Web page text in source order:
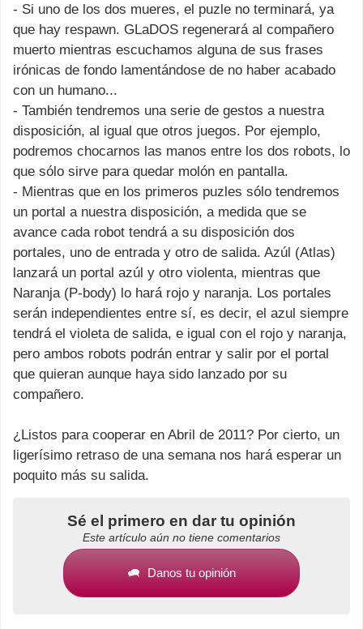
- Si uno de los dos mueres, el puzle no terminará, ya
que hay respawn. GLaDOS regenerará al compañero
muerto mientras escuchamos alguna de sus frases
irónicas de fondo lamentándose de no haber acabado
con un humano...
- También tendremos una serie de gestos a nuestra
disposición, al igual que otros juegos. Por ejemplo,
podremos chocarnos las manos entre los dos robots, lo
que sólo sirve para quedar molón en pantalla.
- Mientras que en los primeros puzles sólo tendremos
un portal a nuestra disposición, a medida que se
avance cada robot tendrá a su disposición dos
portales, uno de entrada y otro de salida. Azúl (Atlas)
lanzará un portal azúl y otro violenta, mientras que
Naranja (P-body) lo hará rojo y naranja. Los portales
serán independientes entre sí, es decir, el azul siempre
tendrá el violeta de salida, e igual con el rojo y naranja,
pero ambos robots podrán entrar y salir por el portal
que quieran aunque haya sido lanzado por su
compañero.
¿Listos para cooperar en Abril de 2011? Por cierto, un
ligerísimo retraso de una semana nos hará esperar un
poquito más su salida.
Sé el primero en dar tu opinión
Este artículo aún no tiene comentarios
Danos tu opinión